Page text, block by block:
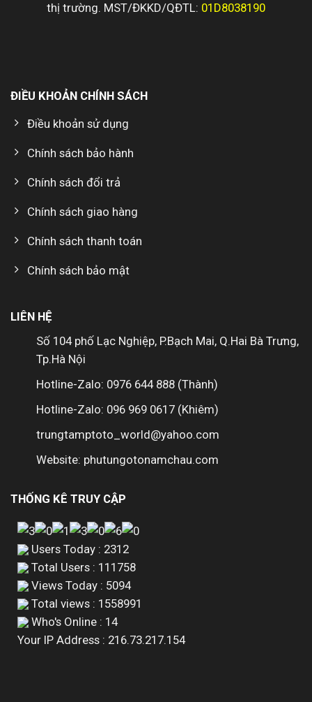
thị trường. MST/ĐKKD/QĐTL: 01D8038190
ĐIỀU KHOẢN CHÍNH SÁCH
Điều khoản sử dụng
Chính sách bảo hành
Chính sách đổi trả
Chính sách giao hàng
Chính sách thanh toán
Chính sách bảo mật
LIÊN HỆ
Số 104 phố Lạc Nghiệp, P.Bạch Mai, Q.Hai Bà Trưng,
Tp.Hà Nội
Hotline-Zalo: 0976 644 888 (Thành)
Hotline-Zalo: 096 969 0617 (Khiêm)
trungtamptoto_world@yahoo.com
Website: phutungotonamchau.com
THỐNG KÊ TRUY CẬP
Users Today : 2312
Total Users : 111758
Views Today : 5094
Total views : 1558991
Who's Online : 14
Your IP Address : 216.73.217.154